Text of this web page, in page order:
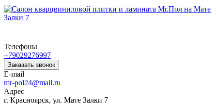
Телефоны
+79029276997
Заказать звонок
E-mail
mr-pol24@mail.ru
Адрес
г. Красноярск, ул. Мате Залки 7